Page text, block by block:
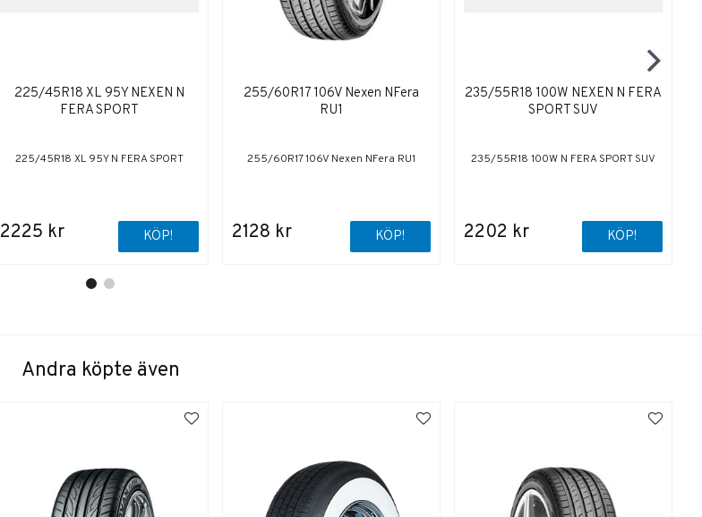
225/45R18 XL 95Y NEXEN N
FERA SPORT
225/45R18 XL 95Y N FERA SPORT
2225 kr KÖP!
255/60R17 106V Nexen NFera
RU1
255/60R17 106V Nexen NFera RU1
2128 kr KÖP!
235/55R18 100W NEXEN N FERA
SPORT SUV
235/55R18 100W N FERA SPORT SUV
2202 kr KÖP!
Andra köpte även